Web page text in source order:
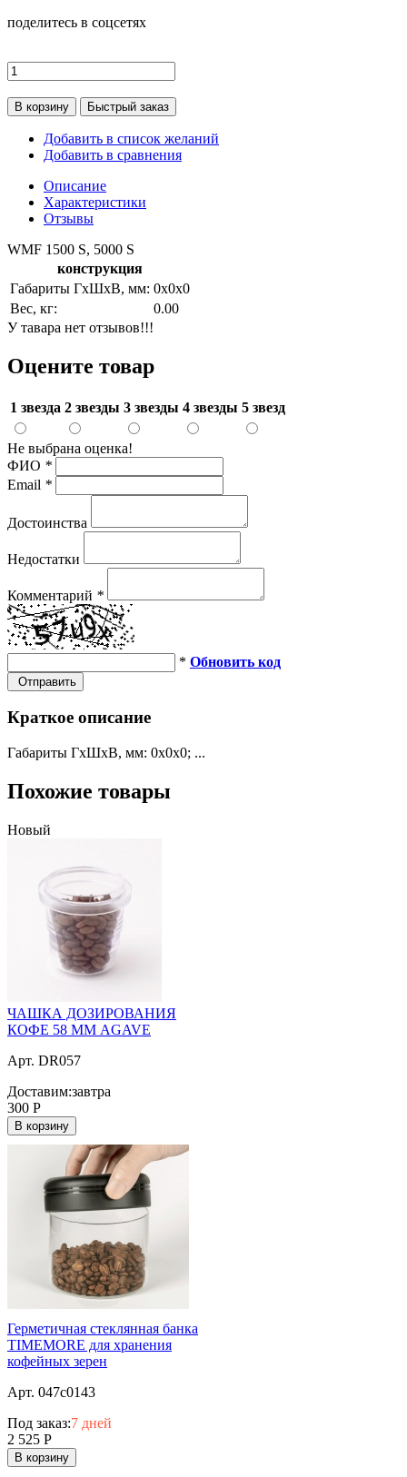
поделитесь в соцсетях
В корзину Быстрый заказ
Добавить в список желаний
Добавить в сравнения
Описание
Характеристики
Отзывы
WMF 1500 S, 5000 S
конструкция
Габариты ГхШхВ, мм: 0х0х0
Вес, кг:
0.00
У тавара нет отзывов!!!
Оцените товар
1 звезда 2 звезды 3 звезды 4 звезды 5 звезд
Не выбрана оценка!
ФИО *
Email *
Достоинства
Недостатки
Комментарий *
* Обновить код
Отправить
Краткое описание
Габариты ГхШхВ, мм: 0х0х0; ...
Похожие товары
Новый
ЧАШКА ДОЗИРОВАНИЯ
КОФЕ 58 ММ AGAVE
Арт. DR057
Доставим:завтра
300 Р
В корзину
Герметичная стеклянная банка
TIMEMORE для хранения
кофейных зерен
Арт. 047c0143
Под заказ:7 дней
2 525 Р
В корзину